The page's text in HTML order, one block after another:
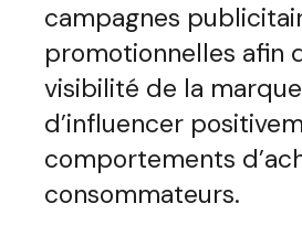
campagnes
promotionnelles afin
visibilité de la
d’influencer
comportements
consommateurs.